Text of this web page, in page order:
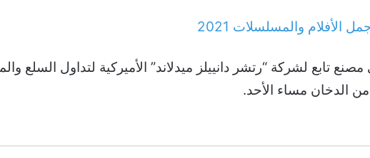
الأفلام والمسلسلات 2021
تابع لشركة “رتشر دانييلز ميدلاند” الأميركية لتداول السلع
الدخان مساء الأحد.